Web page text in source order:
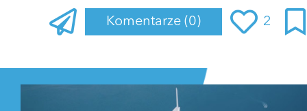
Komentarze (0) 2